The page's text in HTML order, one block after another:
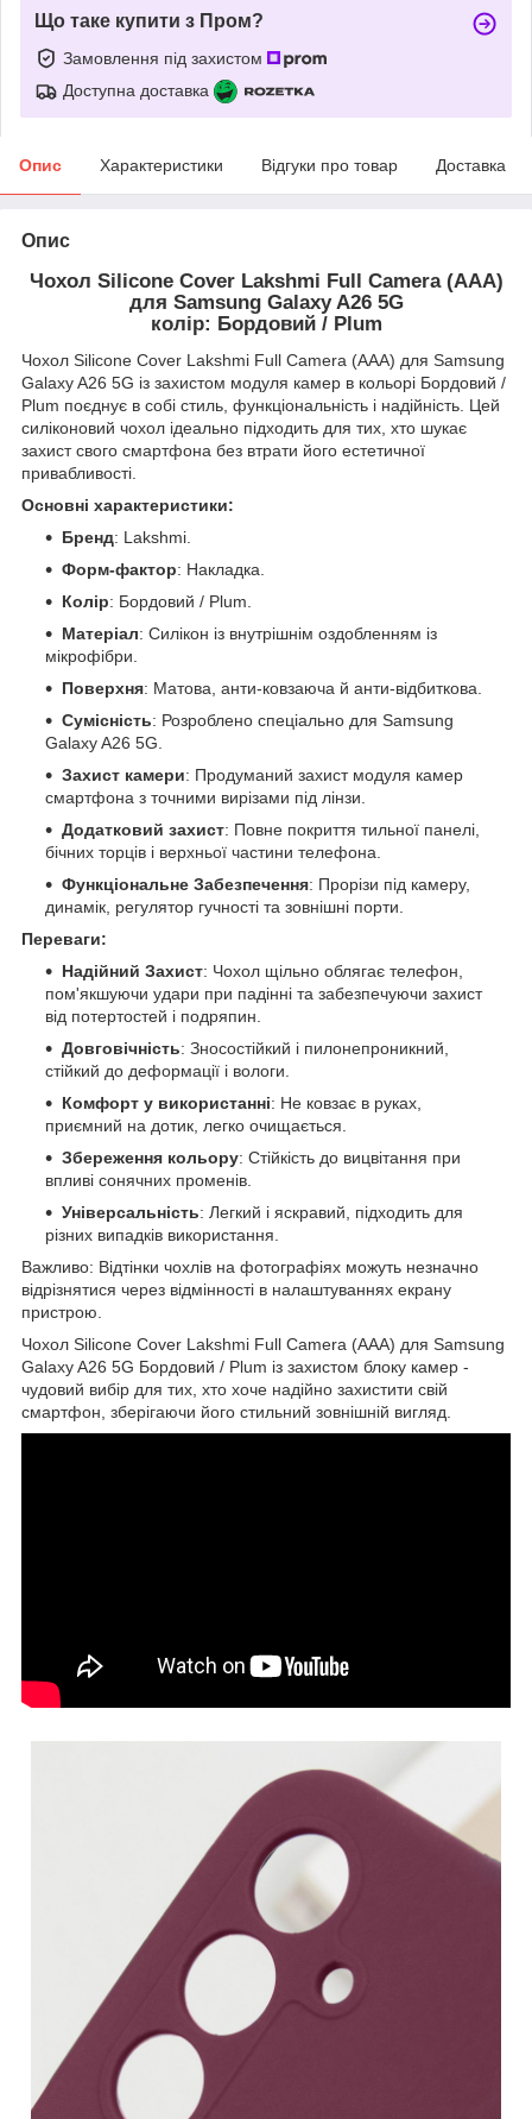
Що таке купити з Пром?
Замовлення під захистом
Доступна доставка
Опис Характеристики Відгуки про товар Доставка
Опис
Чохол Silicone Cover Lakshmi Full Camera (AAA)
для Samsung Galaxy A26 5G
колір: Бордовий / Plum
Чохол Silicone Cover Lakshmi Full Camera (AAA) для Samsung
Galaxy A26 5G із захистом модуля камер в кольорі Бордовий /
Plum поєднує в собі стиль, функціональність і надійність. Цей
силіконовий чохол ідеально підходить для тих, хто шукає
захист свого смартфона без втрати його естетичної
привабливості.
Основні характеристики:
Бренд: Lakshmi.
Форм-фактор: Накладка.
Колір: Бордовий / Plum.
Матеріал: Силікон із внутрішнім оздобленням із
мікрофібри.
Поверхня: Матова, анти-ковзаюча й анти-відбиткова.
Сумісність: Розроблено спеціально для Samsung
Galaxy A26 5G.
Захист камери: Продуманий захист модуля камер
смартфона з точними вирізами під лінзи.
Додатковий захист: Повне покриття тильної панелі,
бічних торців і верхньої частини телефона.
Функціональне Забезпечення: Прорізи під камеру,
динамік, регулятор гучності та зовнішні порти.
Переваги:
Надійний Захист: Чохол щільно облягає телефон,
пом'якшуючи удари при падінні та забезпечуючи захист
від потертостей і подряпин.
Довговічність: Зносостійкий і пилонепроникний,
стійкий до деформації і вологи.
Комфорт у використанні: Не ковзає в руках,
приємний на дотик, легко очищається.
Збереження кольору: Стійкість до вицвітання при
впливі сонячних променів.
Універсальність: Легкий і яскравий, підходить для
різних випадків використання.
Важливо: Відтінки чохлів на фотографіях можуть незначно
відрізнятися через відмінності в налаштуваннях екрану
пристрою.
Чохол Silicone Cover Lakshmi Full Camera (AAA) для Samsung
Galaxy A26 5G Бордовий / Plum із захистом блоку камер -
чудовий вибір для тих, хто хоче надійно захистити свій
смартфон, зберігаючи його стильний зовнішній вигляд.